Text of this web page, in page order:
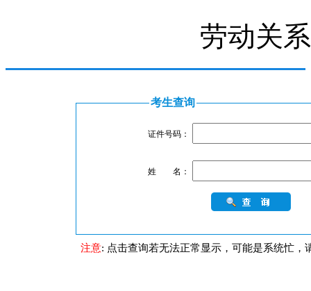
劳动关
考生查询
证件号码：
姓 名：
注意: 点击查询若无法正常显示，可能是系统忙，